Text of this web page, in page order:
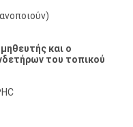
και ο
του τοπικού